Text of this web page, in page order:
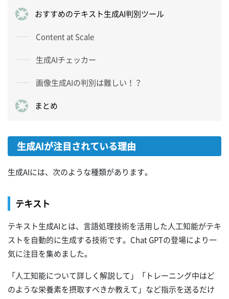
おすすめのテキスト生成AI判別ツール
Content at Scale
生成AIチェッカー
画像生成AIの判別は難しい！？
まとめ
生成AIが注目されている理由
生成AIには、次のような種類があります。
テキスト
テキスト生成AIとは、言語処理技術を活用した人工知能がテキ
ストを自動的に生成する技術です。Chat GPTの登場により一
気に注目を集めました。
「人工知能について詳しく解説して」「トレーニング中はど
のような栄養素を摂取すべきか教えて」など指示を送るだけ